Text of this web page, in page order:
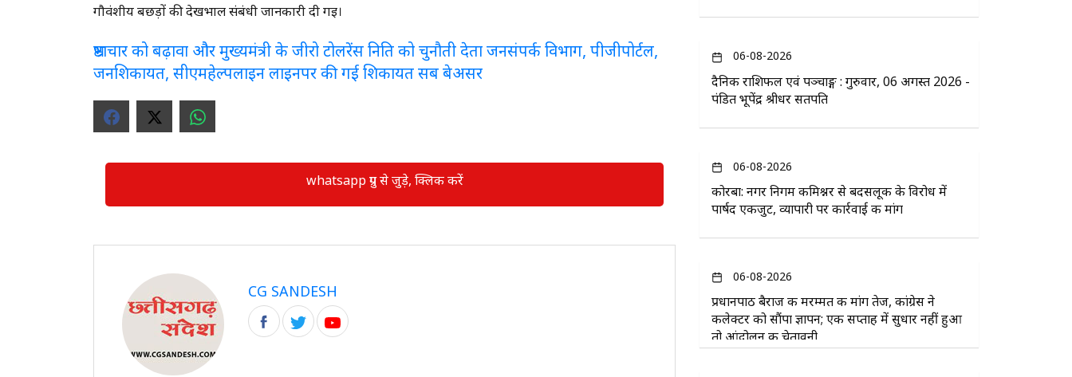
गौवंशीय बछड़ों की देखभाल संबंधी जानकारी दी गई।
भ्रष्टाचार को बढ़ावा और मुख्यमंत्री के जीरो टोलरेंस निति को चुनौती देता जनसंपर्क विभाग, पीजीपोर्टल,
जनशिकायत, सीएमहेल्पलाइन लाइनपर की गई शिकायत सब बेअसर
whatsapp ग्रुप से जुड़े, क्लिक करें
CG SANDESH
06-08-2026
दैनिक राशिफल एवं पञ्चाङ्ग : गुरुवार, 06 अगस्त 2026 -
पंडित भूपेंद्र श्रीधर सतपति
06-08-2026
कोरबा: नगर निगम कमिश्नर से बदसलूकी के विरोध में
पार्षद एकजुट, व्यापारी पर कार्रवाई की मांग
06-08-2026
प्रधानपाठ बैराज की मरम्मत की मांग तेज, कांग्रेस ने
कलेक्टर को सौंपा ज्ञापन; एक सप्ताह में सुधार नहीं हुआ
तो आंदोलन की चेतावनी